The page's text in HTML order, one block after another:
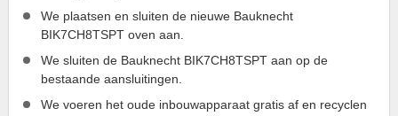
We plaatsen en sluiten de nieuwe Bauknecht
BIK7CH8TSPT oven aan.
We sluiten de Bauknecht BIK7CH8TSPT aan op de
bestaande aansluitingen.
We voeren het oude inbouwapparaat gratis af en recyclen